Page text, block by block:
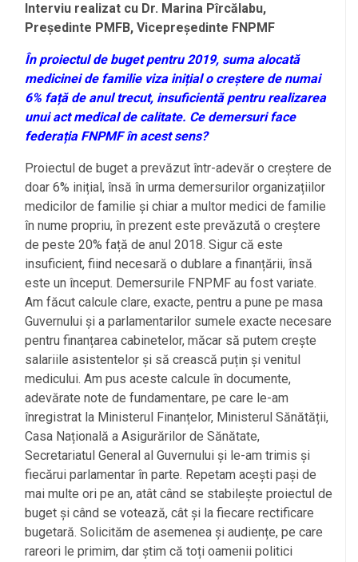
Interviu realizat cu Dr. Marina Pîrcălabu,
Președinte PMFB, Vicepreședinte FNPMF
În proiectul de buget pentru 2019, suma alocată
medicinei de familie viza inițial o creștere de numai
6% față de anul trecut, insuficientă pentru realizarea
unui act medical de calitate. Ce demersuri face
federația FNPMF în acest sens?
Proiectul de buget a prevăzut într-adevăr o creștere de
doar 6% inițial, însă în urma demersurilor organizațiilor
medicilor de familie și chiar a multor medici de familie
în nume propriu, în prezent este prevăzută o creștere
de peste 20% față de anul 2018. Sigur că este
insuficient, fiind necesară o dublare a finanțării, însă
este un început. Demersurile FNPMF au fost variate.
Am făcut calcule clare, exacte, pentru a pune pe masa
Guvernului și a parlamentarilor sumele exacte necesare
pentru finanțarea cabinetelor, măcar să putem crește
salariile asistentelor și să crească puțin și venitul
medicului. Am pus aceste calcule în documente,
adevărate note de fundamentare, pe care le-am
înregistrat la Ministerul Finanțelor, Ministerul Sănătății,
Casa Națională a Asigurărilor de Sănătate,
Secretariatul General al Guvernului și le-am trimis și
fiecărui parlamentar în parte. Repetam acești pași de
mai multe ori pe an, atât când se stabilește proiectul de
buget și când se votează, cât și la fiecare rectificare
bugetară. Solicităm de asemenea și audiențe, pe care
rareori le primim, dar știm că toți oamenii politici